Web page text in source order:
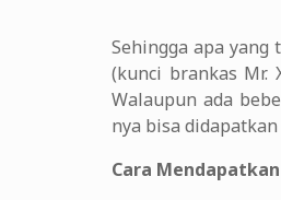
Sehingga apa
(kunci brankas Mr.
Walaupun ada
nya bisa
Cara